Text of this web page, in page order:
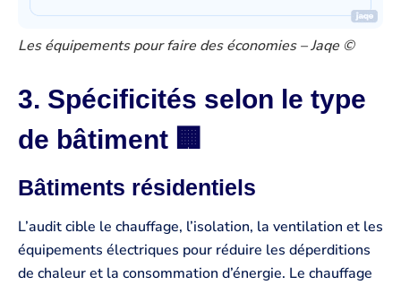
Les équipements pour faire des économies – Jaqe ©
3. Spécificités selon le type
de bâtiment 🏢
Bâtiments résidentiels
L’audit cible le chauffage, l’isolation, la ventilation et les
équipements électriques pour réduire les déperditions
de chaleur et la consommation d’énergie. Le chauffage